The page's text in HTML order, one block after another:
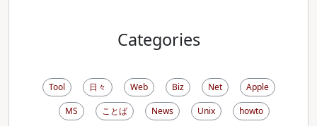
Categories
Tool 日々 Web Biz Net
Apple
MS
ことば News Unix
howto